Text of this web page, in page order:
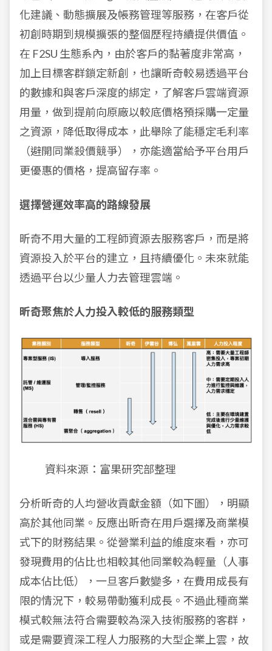
化建議、動態擴展及帳務管理等服務，在客戶從
初創時期到規模擴張的整個歷程持續提供價值。
在 F2SU 生態系內，由於客戶的黏著度非常高，
加上目標客群鎖定新創，也讓昕奇較易透過平台
的數據和與客戶深度的綁定，了解客戶雲端資源
用量，做到提前向原廠以較底價格預採購一定量
之資源，降低取得成本，此舉除了能穩定毛利率
（避開同業殺價競爭），亦能適當給予平台用戶
更優惠的價格，提高留存率。
選擇營運效率高的路線發展
昕奇不用大量的工程師資源去服務客戶，而是將
資源投入於平台的建立，且持續優化。未來就能
透過平台以少量人力去管理雲端。
昕奇聚焦於人力投入較低的服務類型
資料來源：富果研究部整理
分析昕奇的人均營收貢獻金額（如下圖），明顯
高於其他同業。反應出昕奇在用戶選擇及商業模
式下的財務結果。從營業利益的維度來看，亦可
發現費用的佔比也相較其他同業較為輕量（人事
成本佔比低），一旦客戶數變多，在費用成長有
限的情況下，較易帶動獲利成長。不過此種商業
模式較無法符合需要較為深入技術服務的客群，
或是需要資深工程人力服務的大型企業上雲，故